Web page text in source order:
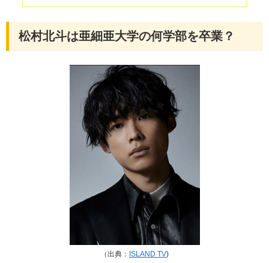
松村北斗は亜細亜大学の何学部を卒業？
（出典： ISLAND TV)